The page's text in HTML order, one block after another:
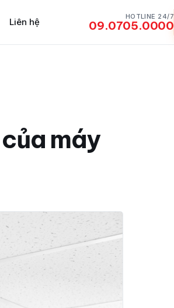
Liên hệ
HOTLINE 24/7
09.0705.0000
máy